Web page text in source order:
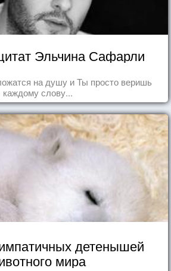
Эльчина Сафарли
на душу и Ты просто веришь
каждому слову...
детенышей
мира